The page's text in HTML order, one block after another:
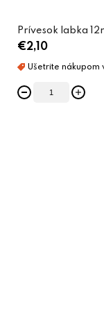
Prívesok labka
€2,10